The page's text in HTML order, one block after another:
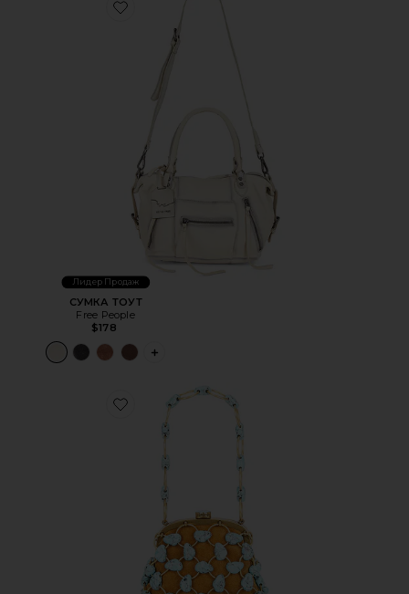
Favorite СУМКА ТОУТ
Лидер Продаж
СУМКА ТОУТ
Free People
$178
PLUS ICON TO SEE MORE OPTIONS
Favorite СУМОЧКА С РЕМЕШКОМ НА ЗАПЯСТЬЕ